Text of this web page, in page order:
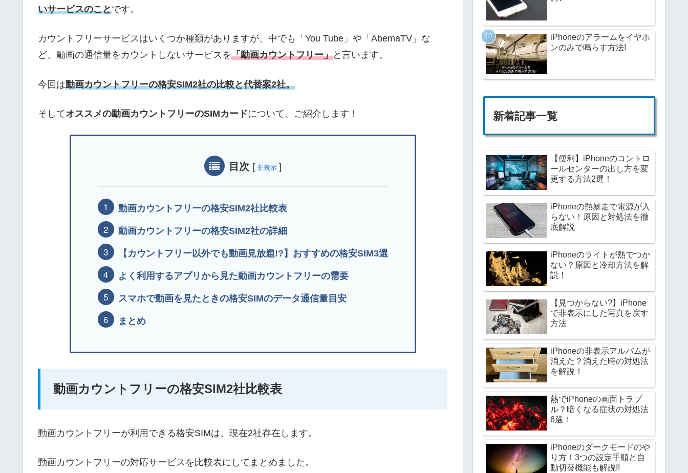
いサービスのことです。
カウントフリーサービスはいくつか種類がありますが、中でも「You Tube」や「AbemaTV」な
ど、動画の通信量をカウントしないサービスを「動画カウントフリー」と言います。
今回は動画カウントフリーの格安SIM2社の比較と代替案2社。
そしてオススメの動画カウントフリーのSIMカードについて、ご紹介します！
目次 [ 非表示 ]
動画カウントフリーの格安SIM2社比較表
動画カウントフリーの格安SIM2社の詳細
【カウントフリー以外でも動画見放題!?】おすすめの格安SIM3選
よく利用するアプリから見た動画カウントフリーの需要
スマホで動画を見たときの格安SIMのデータ通信量目安
まとめ
動画カウントフリーの格安SIM2社比較表
動画カウントフリーが利用できる格安SIMは、現在2社存在します。
動画カウントフリーの対応サービスを比較表にしてまとめました。
iPhoneのアラームをイヤホ
ンのみで鳴らす方法!
新着記事一覧
【便利】iPhoneのコントロ
ールセンターの出し方を変
更する方法2選！
iPhoneの熱暴走で電源が入
らない！原因と対処法を徹
底解説
iPhoneのライトが熱でつか
ない？原因と冷却方法を解
説！
【見つからない?】iPhone
で非表示にした写真を戻す
方法
iPhoneの非表示アルバムが
消えた？消えた時の対処法
を解説！
熱でiPhoneの画面トラブ
ル？暗くなる症状の対処法
6選！
iPhoneのダークモードのや
り方！3つの設定手順と自
動切替機能も解説!!